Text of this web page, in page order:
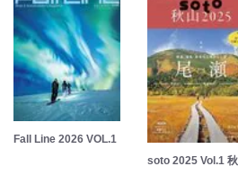
Fall Line 2026 VOL.1
soto 2025 Vol.1